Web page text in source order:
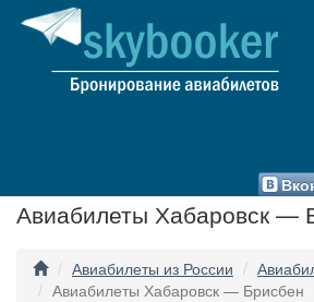
Авиабилеты Хабаровск —
Авиабилеты из России
Авиабилеты Хабаровск — Брисбен